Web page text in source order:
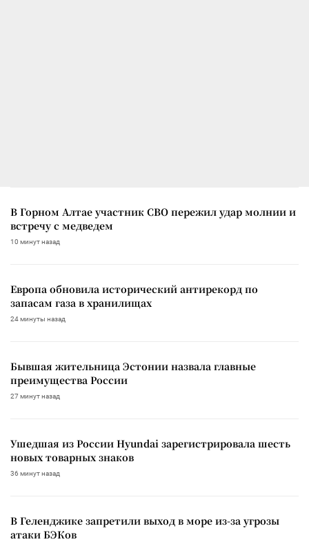
В Горном Алтае участник СВО пережил удар молнии и
встречу с медведем
10 минут назад
Европа обновила исторический антирекорд по
запасам газа в хранилищах
24 минуты назад
Бывшая жительница Эстонии назвала главные
преимущества России
27 минут назад
Ушедшая из России Hyundai зарегистрировала шесть
новых товарных знаков
36 минут назад
В Геленджике запретили выход в море из-за угрозы
атаки БЭКов